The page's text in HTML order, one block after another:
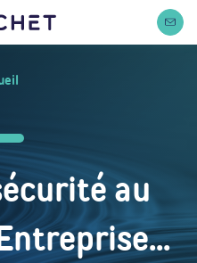
Nous
au